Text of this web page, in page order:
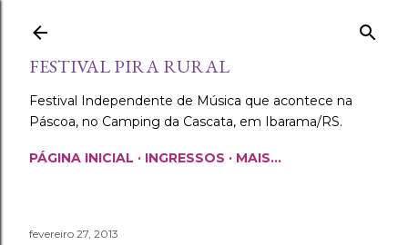
FESTIVAL PIRA RURAL
Festival Independente de Música que acontece na
Páscoa, no Camping da Cascata, em Ibarama/RS.
PÁGINA INICIAL INGRESSOS MAIS…
fevereiro 27, 2013